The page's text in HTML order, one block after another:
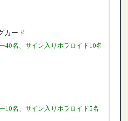
カード
40名、サイン入りポラロイド10名
10名、サイン入りポラロイド5名